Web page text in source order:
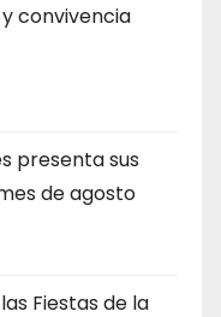
convivencia
presenta sus
de agosto
Fiestas de la